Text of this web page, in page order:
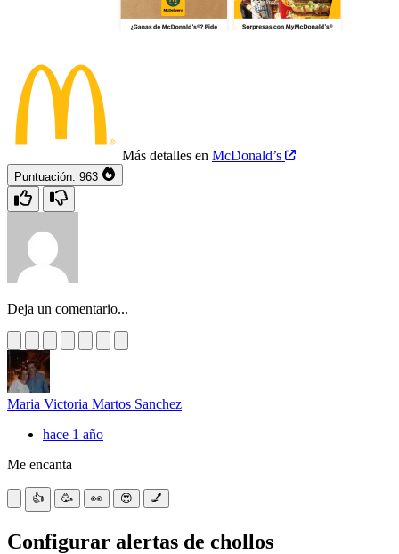
Más detalles en McDonald’s
Puntuación: 963
Deja un comentario...
Maria Victoria Martos Sanchez
hace 1 año
Me encanta
👍 🥳 👀 😍 💅
Configurar alertas de chollos